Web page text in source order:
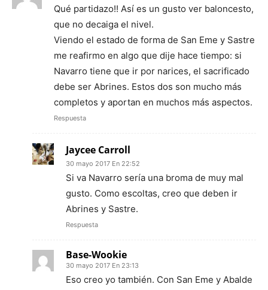
Qué partidazo!! Así es un gusto ver baloncesto,
que no decaiga el nivel.
Viendo el estado de forma de San Eme y Sastre
me reafirmo en algo que dije hace tiempo: si
Navarro tiene que ir por narices, el sacrificado
debe ser Abrines. Estos dos son mucho más
completos y aportan en muchos más aspectos.
Respuesta
Jaycee Carroll
30 mayo 2017 En 22:52
Si va Navarro sería una broma de muy mal
gusto. Como escoltas, creo que deben ir
Abrines y Sastre.
Respuesta
Base-Wookie
30 mayo 2017 En 23:13
Eso creo yo también. Con San Eme y Abalde